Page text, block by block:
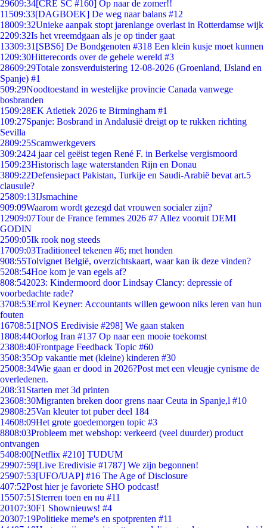
29609:34[CRE SC #160] Op naar de zomer!!
11509:33[DAGBOEK] De weg naar balans #12
18009:32Unieke aanpak stopt jarenlange overlast in Rotterdamse wijk
2209:32Is het vreemdgaan als je op tinder gaat
13309:31 [SBS6] De Bondgenoten #318 Een klein kusje moet kunnen
1209:30Hitterecords over de gehele wereld #3
28609:29Totale zonsverduistering 12-08-2026 (Groenland, IJsland en
Spanje) #1
509:29Noodtoestand in westelijke provincie Canada vanwege
bosbranden
1509:28EK Atletiek 2026 te Birmingham #1
109:27Spanje: Bosbrand in Andalusië dreigt op te rukken richting
Sevilla
2809:25Scamwerkgevers
309:2424 jaar cel geëist tegen René F. in Berkelse vergismoord
1509:23Historisch lage waterstanden Rijn en Donau
3809:22Defensiepact Pakistan, Turkije en Saudi-Arabië bevat art.5
clausule?
25809:13IJsmachine
909:09Waarom wordt gezegd dat vrouwen socialer zijn?
12909:07Tour de France femmes 2026 #7 Allez vooruit DEMI
GODIN
2509:05Ik rook nog steeds
17009:03Traditioneel tekenen #6; met honden
908:55Tolvignet België, overzichtskaart, waar kan ik deze vinden?
5208:54Hoe kom je van egels af?
808:542023: Kindermoord door Lindsay Clancy: depressie of
voorbedachte rade?
3708:53Errol Keyner: Accountants willen gewoon niks leren van hun
fouten
16708:51 [NOS Eredivisie #298] We gaan staken
1808:44Oorlog Iran #137 Op naar een mooie toekomst
23808:40Frontpage Feedback Topic #60
3508:35Op vakantie met (kleine) kinderen #30
25008:34Wie gaan er dood in 2026?Post met een vleugje cynisme de
overledenen.
208:31 Starten met 3d printen
23608:30Migranten breken door grens naar Ceuta in Spanje,l #10
29808:25Van kleuter tot puber deel 184
14608:09Het grote goedemorgen topic #3
8808:03Probleem met webshop: verkeerd (veel duurder) product
ontvangen
5408:00[Netflix #210] TUDUM
29907:59[Live Eredivisie #1787] We zijn begonnen!
25907:53[UFO/UAP] #16 The Age of Disclosure
407:52Post hier je favoriete SHO podcast!
15507:51 Sterren toen en nu #11
20107:30F1 Shownieuws! #4
20307:19Politieke meme's en spotprenten #11